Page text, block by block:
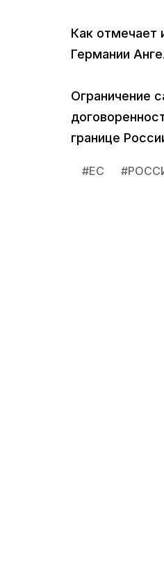
Как отмечает
Германии
Ограничение
границе
#ЕС #